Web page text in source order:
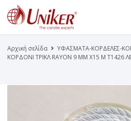
Κατάλογος Προϊόντων
Γίνε Συνεργάτης μας
απευθύνεται μόνο σε
Αρχική σελίδα ΥΦΑΣΜΑΤΑ-ΚΟΡΔΕΛΕΣ-
ΚΟΡΔΟΝΙ ΤΡΙΚΛ RΑΥΟΝ 9 MM Χ15 M Τ1426